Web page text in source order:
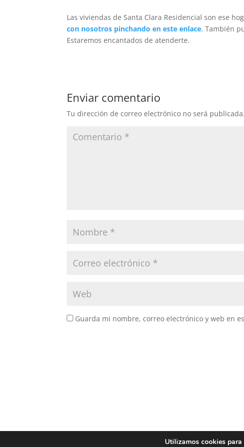
Las viviendas de Santa Clara Residencial son ese
con nosotros pinchando en este enlace. También
Estaremos encantados de atenderte.
Enviar comentario
Tu dirección de correo electrónico no será publicada.
Guarda mi nombre, correo electrónico y web en
Utilizamos cookies